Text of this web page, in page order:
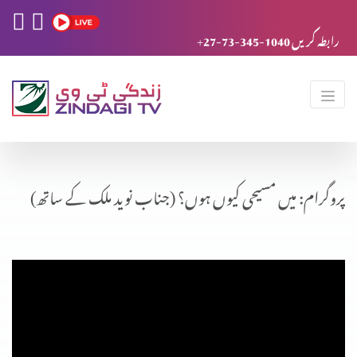
+27-73-345-1040 رابطہ کریں
پروگرام: میں مسیحی کیوں ہوں؟ (جناب نوید ملک کے ساتھ)